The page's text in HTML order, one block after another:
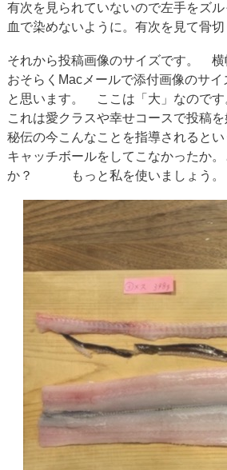
有次を見られていないので左手をズ
血で染めないように。有次を見て骨切
それから投稿画像のサイズです。 横
おそらくMacメールで添付画像のサ
と思います。 ここは「大」なのです
これは愛クラスや幸せコースで投稿
秘伝の今こんなことを指導されると
キャッチボールをしてこなかったか
か？ もっと私を使いましょう。